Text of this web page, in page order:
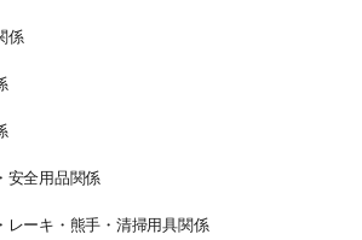
係
安全用品関係
レーキ・熊手・清掃用具関係